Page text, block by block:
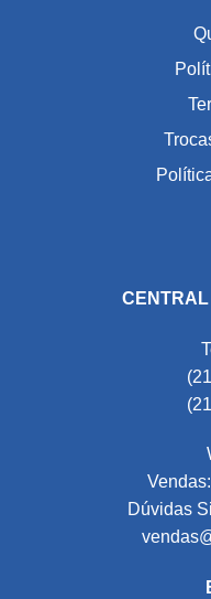
CENTRAL
Dúvidas